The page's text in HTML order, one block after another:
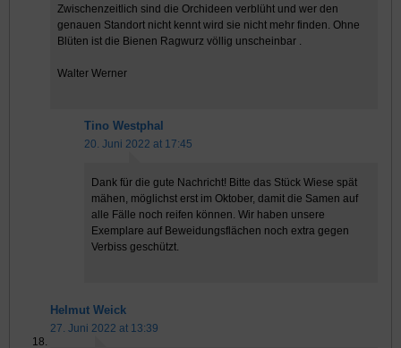
Zwischenzeitlich sind die Orchideen verblüht und wer den
genauen Standort nicht kennt wird sie nicht mehr finden. Ohne
Blüten ist die Bienen Ragwurz völlig unscheinbar .
Walter Werner
Tino Westphal
20. Juni 2022 at 17:45
Dank für die gute Nachricht! Bitte das Stück Wiese spät
mähen, möglichst erst im Oktober, damit die Samen auf
alle Fälle noch reifen können. Wir haben unsere
Exemplare auf Beweidungsflächen noch extra gegen
Verbiss geschützt.
Helmut Weick
27. Juni 2022 at 13:39